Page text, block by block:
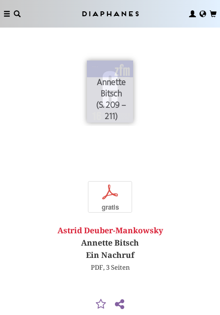
Diaphanes
Annette
Bitsch
(S. 209 –
211)
p
gratis
Astrid Deuber-Mankowsky
Annette Bitsch
Ein Nachruf
PDF, 3 Seiten